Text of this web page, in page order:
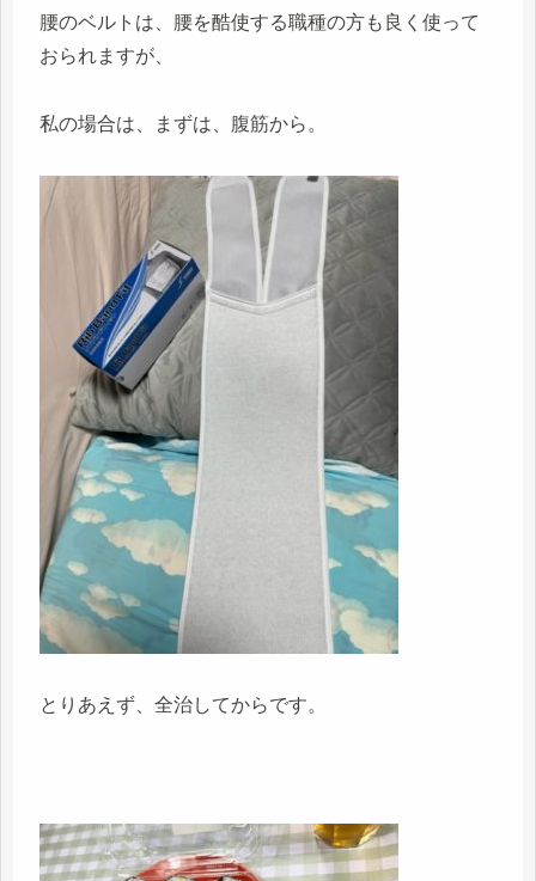
腰のベルトは、腰を酷使する職種の方も良く使って
おられますが、
私の場合は、まずは、腹筋から。
とりあえず、全治してからです。